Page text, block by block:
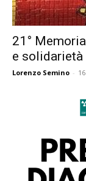
21°
e solidarietà
Lorenzo Semino -